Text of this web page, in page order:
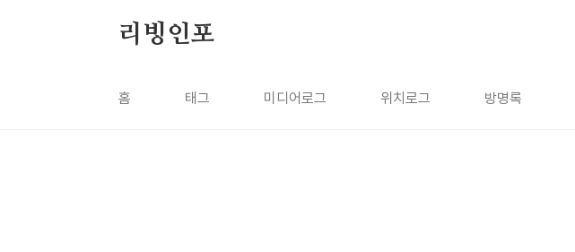
리빙인포
홈 태그 미디어로그 위치로그 방명록